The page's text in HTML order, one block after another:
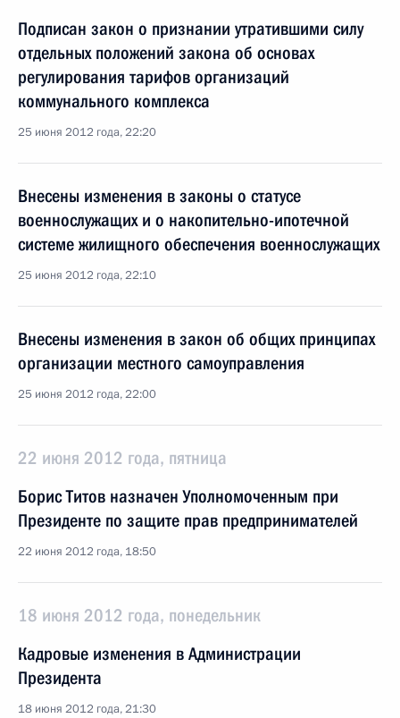
Подписан закон о признании утратившими силу
отдельных положений закона об основах
регулирования тарифов организаций
коммунального комплекса
25 июня 2012 года, 22:20
Внесены изменения в законы о статусе
военнослужащих и о накопительно-ипотечной
системе жилищного обеспечения военнослужащих
25 июня 2012 года, 22:10
Внесены изменения в закон об общих принципах
организации местного самоуправления
25 июня 2012 года, 22:00
22 июня 2012 года, пятница
Борис Титов назначен Уполномоченным при
Президенте по защите прав предпринимателей
22 июня 2012 года, 18:50
18 июня 2012 года, понедельник
Кадровые изменения в Администрации
Президента
18 июня 2012 года, 21:30